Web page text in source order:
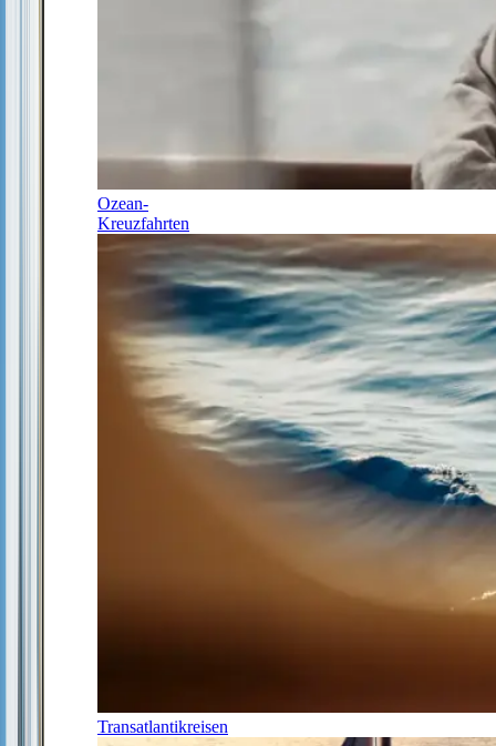
Ozean-
Kreuzfahrten
Transatlantikreisen